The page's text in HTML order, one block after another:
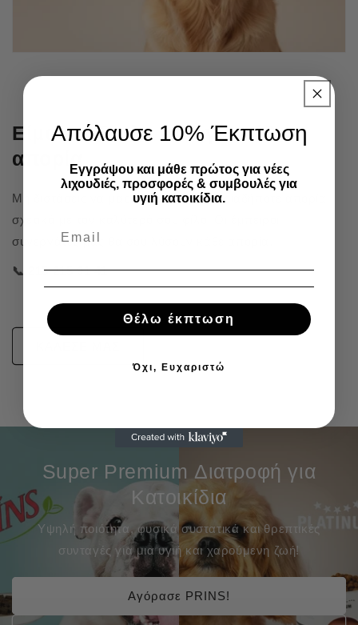
Είμαστε δίπλα σου για κάθε
απορία
Μη διστάσεις να μας καλέσεις για οποιαδήποτε απορία
σχετικά με τον καλύτερό σου φίλο. Οι έμπειροι
συνεργάτες μας θα σου λύσουν κάθε απορία.
📞 215 215 91 41
Super Premium Διατροφή για
Κατοικίδια
Υψηλή ποιότητα, φυσικά συστατικά και θρεπτικές
συνταγές για μια υγιή και χαρούμενη ζωή!
Αγόρασε PRINS!
Απόλαυσε 10% Έκπτωση
Εγγράψου και μάθε πρώτος για νέες
λιχουδιές, προσφορές & συμβουλές για
υγιή κατοικίδια.
Θέλω έκπτωση
Όχι, Ευχαριστώ